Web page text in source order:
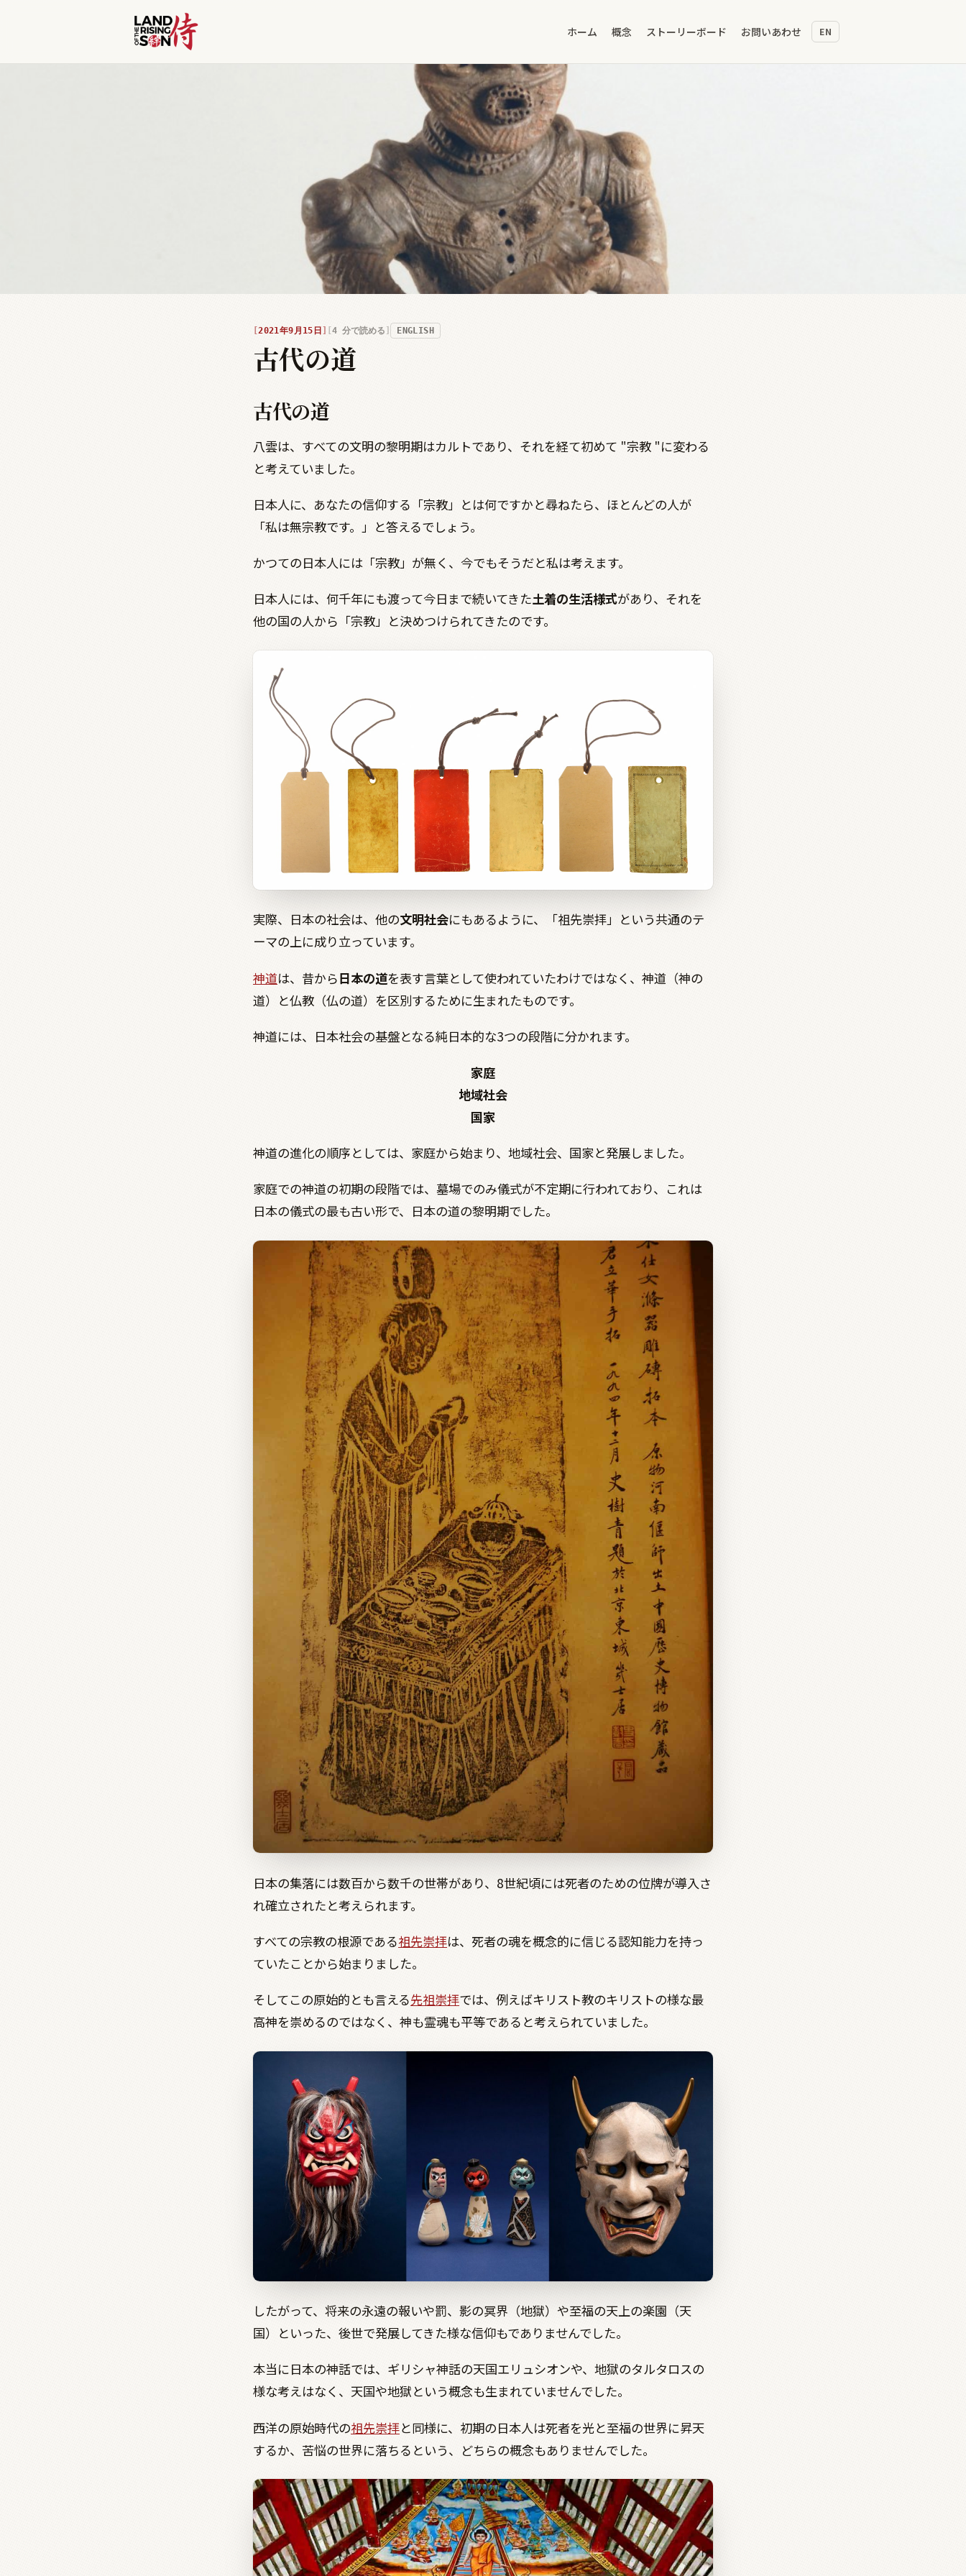
ホーム 概念 ストーリーボード お問いあわせ EN
2021年9月15日 4 分で読める ENGLISH
古代の道
古代の道
八雲は、すべての文明の黎明期はカルトであり、それを経て初めて "宗教 "に変わる
と考えていました。
日本人に、あなたの信仰する「宗教」とは何ですかと尋ねたら、ほとんどの人が
「私は無宗教です。」と答えるでしょう。
かつての日本人には「宗教」が無く、今でもそうだと私は考えます。
日本人には、何千年にも渡って今日まで続いてきた土着の生活様式があり、それを
他の国の人から「宗教」と決めつけられてきたのです。
実際、日本の社会は、他の文明社会にもあるように、「祖先崇拝」という共通のテ
ーマの上に成り立っています。
神道は、昔から日本の道を表す言葉として使われていたわけではなく、神道（神の
道）と仏教（仏の道）を区別するために生まれたものです。
神道には、日本社会の基盤となる純日本的な3つの段階に分かれます。
家庭
地域社会
国家
神道の進化の順序としては、家庭から始まり、地域社会、国家と発展しました。
家庭での神道の初期の段階では、墓場でのみ儀式が不定期に行われており、これは
日本の儀式の最も古い形で、日本の道の黎明期でした。
日本の集落には数百から数千の世帯があり、 8世紀頃には死者のための位牌が導入さ
れ確立されたと考えられます。
すべての宗教の根源である祖先崇拝は、死者の魂を概念的に信じる認知能力を持っ
ていたことから始まりました。
そしてこの原始的とも言える先祖崇拝では、例えばキリスト教のキリストの様な最
高神を崇めるのではなく、神も霊魂も平等であると考えられていました。
したがって、将来の永遠の報いや罰、影の冥界（地獄）や至福の天上の楽園（天
国）といった、後世で発展してきた様な信仰もでありませんでした。
本当に日本の神話では、ギリシャ神話の天国エリュシオンや、地獄のタルタロスの
様な考えはなく、天国や地獄という概念も生まれていませんでした。
西洋の原始時代の祖先崇拝と同様に、初期の日本人は死者を光と至福の世界に昇天
するか、苦悩の世界に落ちるという、どちらの概念もありませんでした。